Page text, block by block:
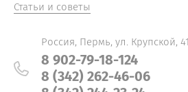
Статьи и советы
Россия, Пермь, ул. Крупской,
8 902-79-18-124
8 (342) 262-46-06